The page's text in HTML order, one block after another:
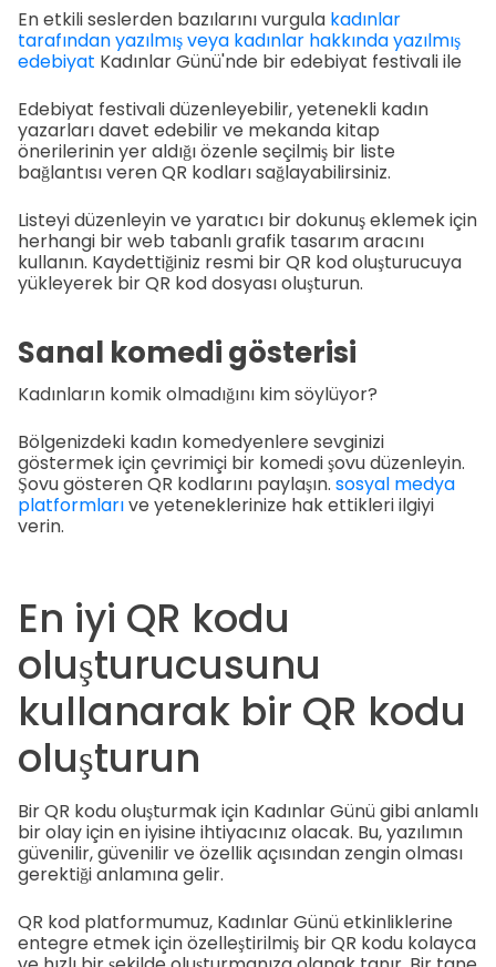
En etkili seslerden bazılarını vurgula kadınlar
tarafından yazılmış veya kadınlar hakkında yazılmış
edebiyat Kadınlar Günü'nde bir edebiyat festivali ile
Edebiyat festivali düzenleyebilir, yetenekli kadın
yazarları davet edebilir ve mekanda kitap
önerilerinin yer aldığı özenle seçilmiş bir liste
bağlantısı veren QR kodları sağlayabilirsiniz.
Listeyi düzenleyin ve yaratıcı bir dokunuş eklemek için
herhangi bir web tabanlı grafik tasarım aracını
kullanın. Kaydettiğiniz resmi bir QR kod oluşturucuya
yükleyerek bir QR kod dosyası oluşturun.
Sanal komedi gösterisi
Kadınların komik olmadığını kim söylüyor?
Bölgenizdeki kadın komedyenlere sevginizi
göstermek için çevrimiçi bir komedi şovu düzenleyin.
Şovu gösteren QR kodlarını paylaşın. sosyal medya
platformlarıve yeteneklerinize hak ettikleri ilgiyi
verin.
En iyi QR kodu
oluşturucusunu
kullanarak bir QR kodu
oluşturun
Bir QR kodu oluşturmak için Kadınlar Günü gibi anlamlı
bir olay için en iyisine ihtiyacınız olacak. Bu, yazılımın
güvenilir, güvenilir ve özellik açısından zengin olması
gerektiği anlamına gelir.
QR kod platformumuz, Kadınlar Günü etkinliklerine
entegre etmek için özelleştirilmiş bir QR kodu kolayca